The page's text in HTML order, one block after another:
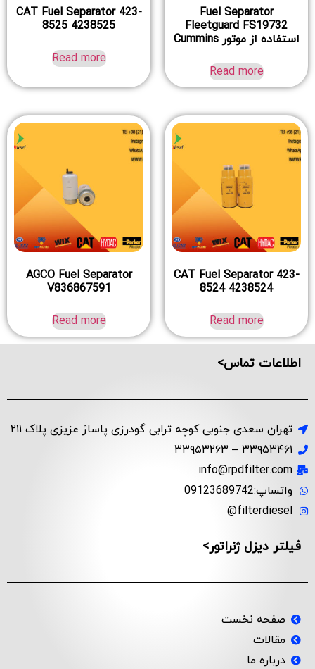
Fuel Separator
Fleetguard FS19732
استفاده از موتور Cummins
Read more
CAT Fuel Separator 423-
8525 4238525
Read more
CAT Fuel Separator 423-
8524 4238524
Read more
AGCO Fuel Separator
V836867591
Read more
اطلاعات تماس>
تهران سعدی جنوبی کوچه ترابی گودرزی پاساژ عزیزی پلاک ۲۱۱
۳۳۹۵۳۴۶۱ – ۳۳۹۵۳۲۶۳
info@rpdfilter.com
واتساپ:09123689742
filterdiesel@
فیلتر دیزل ژنراتور>
صفحه نخست
مقالات
درباره ما